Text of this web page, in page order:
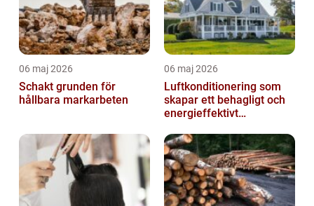
06 maj 2026
Schakt grunden för
hållbara markarbeten
06 maj 2026
Luftkonditionering som
skapar ett behagligt och
energieffektivt